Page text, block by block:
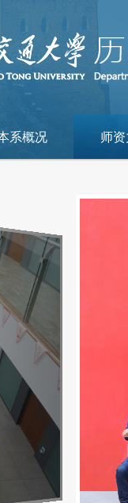
系概况 师